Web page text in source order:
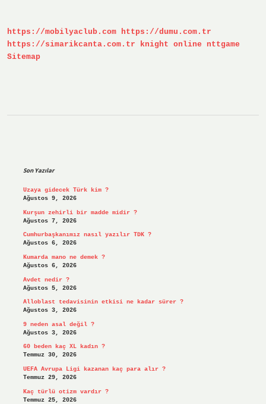
https://mobilyaclub.com https://dumu.com.tr
https://simarikcanta.com.tr
knight online
nttgame
Sitemap
Son Yazılar
Uzaya gidecek Türk kim ?
Ağustos 9, 2026
Kurşun zehirli bir madde midir ?
Ağustos 7, 2026
Cumhurbaşkanımız nasıl yazılır TDK ?
Ağustos 6, 2026
Kumarda mano ne demek ?
Ağustos 6, 2026
Avdet nedir ?
Ağustos 5, 2026
Alloblast tedavisinin etkisi ne kadar sürer ?
Ağustos 3, 2026
9 neden asal değil ?
Ağustos 3, 2026
60 beden kaç XL kadın ?
Temmuz 30, 2026
UEFA Avrupa Ligi kazanan kaç para alır ?
Temmuz 29, 2026
Kaç türlü otizm vardır ?
Temmuz 25, 2026